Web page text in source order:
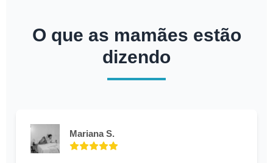
O que as mamães estão
dizendo
Mariana S.